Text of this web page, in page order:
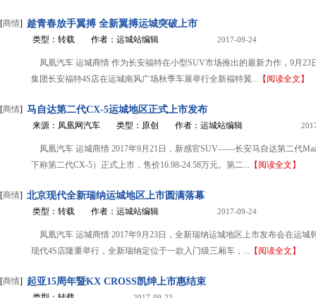
[商情] 趁青春放手翼搏 全新翼搏运城突破上市
类型：转载 作者：运城站编辑 2017-09-24
凤凰汽车 运城商情 作为长安福特在小型SUV市场推出的最新力作，9月23
集团长安福特4S店在运城南风广场秋季车展举行全新福特翼... 【阅读全文】
[商情] 马自达第二代CX-5运城地区正式上市发布
来源：凤凰网汽车 类型：原创 作者：运城站编辑
凤凰汽车 运城商情 2017年9月21日，新感官SUV——长安马自达第二代
下称第二代CX-5）正式上市，售价16.98-24.58万元。第二... 【阅读全文】
[商情] 北京现代全新瑞纳运城地区上市圆满落幕
类型：转载 作者：运城站编辑 2017-09-24
凤凰汽车 运城商情 2017年9月23日，全新瑞纳运城地区上市发布会在运城
现代4S店隆重举行，全新瑞纳定位于一款入门级三厢车，... 【阅读全文】
[商情] 起亚15周年暨KX CROSS凯绅上市惠结束